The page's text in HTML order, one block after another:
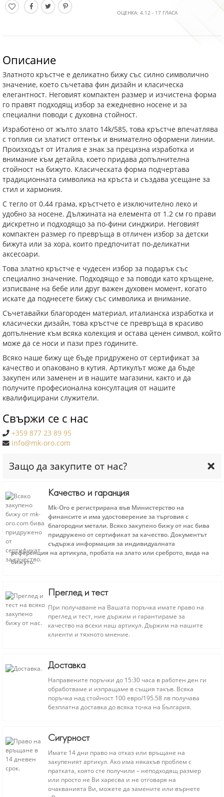
ОЦЕНКА: 4.12 - 17 ГЛАСА
Описание
Златното кръстче е деликатно бижу със силно символично
значение, което съчетава фин дизайн и класическа
елегантност. Неговият компактен размер и изчистена форма
го правят подходящ избор за ежедневно носене и за
специални поводи с духовна стойност.
Изработено от жълто злато 14k/585, това кръстче впечатлява
с топлия си златист оттенък и внимателно оформени линии.
Произходът от Италия е знак за прецизна изработка и
внимание към детайла, което придава допълнителна
стойност на бижуто. Класическата форма подчертава
традиционната символика на кръста и създава усещане за
стил и хармония.
С тегло от 0.44 грама, кръстчето е изключително леко и
удобно за носене. Дължината на елемента от 1.2 см го прави
дискретно и подходящо за по-фини синджири. Неговият
компактен размер го превръща в отличен избор за детски
бижута или за хора, които предпочитат по-деликатни
аксесоари.
Това златно кръстче е чудесен избор за подарък със
специално значение. Подходящо е за поводи като кръщене,
изписване на бебе или друг важен духовен момент, когато
искате да поднесете бижу със символика и внимание.
Съчетавайки благороден материал, италианска изработка и
класически дизайн, това кръстче се превръща в красиво
допълнение към всяка колекция и остава ценен символ, който
може да се носи и пази през годините.
Всяко наше бижу ще бъде придружено от сертификат за
качество и опаковано в кутия. Артикулът може да бъде
закупен или заменен и в нашите магазини, както и да
получите професионална консултация от нашите
квалифицирани служители.
Свържи се с нас
+359 877 23 89 95
info@mk-oro.com
Защо да закупите от нас?
Качество и гаранция
Mk-Oro е регистрирана във Министерство на
финансите и има удостоверение за търговия с
благородни метали. Всяко закупено бижу от нас бива
придружено от сертификат за качество. Документът
съдържа информация за индивидуалната
референция на артикула, пробата на злато или среброто, вида на
бижуто.
Преглед и тест
При получаване на Вашата поръчка имате право на
преглед и тест, ние държим и гарантираме за
качество на всеки наш артикул. Държим на нашите
клиенти и тяхното мнение.
Доставка
Направените поръчки до 15:30 часа в работен ден ги
обработваме и изпращаме в същия такъв. Всяка
поръчка над стойност 100 евро/195.58 лв получава
безплатна доставка до всяка точка на България.
Сигурност
Имате 14 дни право на отказ или връщане на
закупеният артикул. Ако има някакъв проблем с
пратката, която сте получили – неподходящ размер
или просто не Ви харесва и не отговаря на
очакванията Ви, можете да замените или върнете